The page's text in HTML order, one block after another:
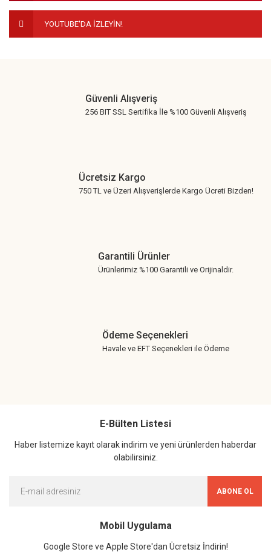
YOUTUBE'DA İZLEYİN!
Güvenli Alışveriş
256 BIT SSL Sertifika İle %100 Güvenli Alışveriş
Ücretsiz Kargo
750 TL ve Üzeri Alışverişlerde Kargo Ücreti Bizden!
Garantili Ürünler
Ürünlerimiz %100 Garantili ve Orijinaldir.
Ödeme Seçenekleri
Havale ve EFT Seçenekleri ile Ödeme
E-Bülten Listesi
Haber listemize kayıt olarak indirim ve yeni ürünlerden haberdar
olabilirsiniz.
ABONE OL
Mobil Uygulama
Google Store ve Apple Store'dan Ücretsiz İndirin!